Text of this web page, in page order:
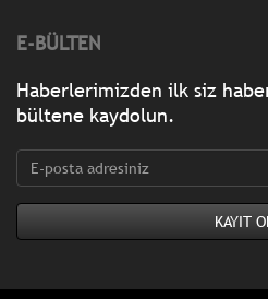
E-BÜLTEN
Haberlerimizden ilk siz
bültene kaydolun.